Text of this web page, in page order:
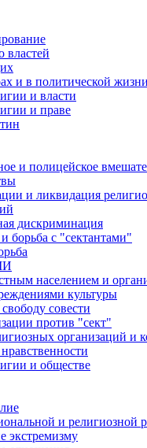
властей
и в политической жизни
и власти
и праве
и полицейское
и ликвидация
дискриминация
борьба с "сектантами"
населением и
культуры
совести
против "сект"
организаций
и обществе
и
экстремизму